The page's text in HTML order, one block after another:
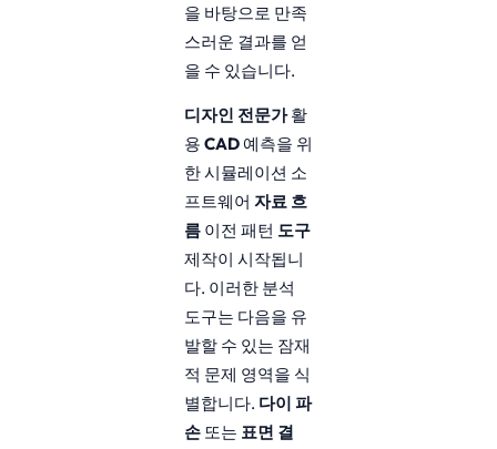
을 바탕으로 만족
스러운 결과를 얻
을 수 있습니다.
디자인 전문가활
용 CAD예측을 위
한 시뮬레이션 소
프트웨어 자료 흐
름 이전 패턴 도구
제작이 시작됩니
다. 이러한 분석
도구는 다음을 유
발할 수 있는 잠재
적 문제 영역을 식
별합니다. 다이 파
손 또는 표면 결